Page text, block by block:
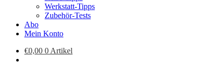
Werkstatt-Tipps
Zubehör-Tests
Abo
Mein Konto
€0,00 0 Artikel